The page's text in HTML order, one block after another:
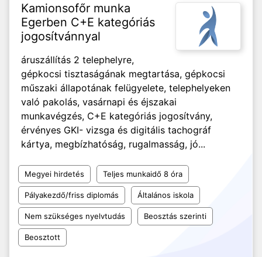
Kamionsofőr munka
Egerben C+E kategóriás
jogosítvánnyal
áruszállítás 2 telephelyre,
gépkocsi tisztaságának megtartása, gépkocsi
műszaki állapotának felügyelete, telephelyeken
való pakolás, vasárnapi és éjszakai
munkavégzés, C+E kategóriás jogosítvány,
érvényes GKI- vizsga és digitális tachográf
kártya, megbízhatóság, rugalmasság, jó...
Megyei hirdetés Teljes munkaidő 8 óra
Pályakezdő/friss diplomás Általános iskola
Nem szükséges nyelvtudás Beosztás szerinti
Beosztott